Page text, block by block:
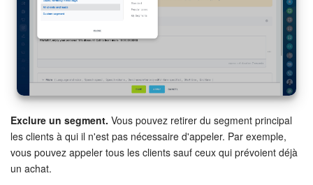
Exclure un segment. Vous pouvez retirer du segment principal
les clients à qui il n'est pas nécessaire d'appeler. Par exemple,
vous pouvez appeler tous les clients sauf ceux qui prévoient déjà
un achat.